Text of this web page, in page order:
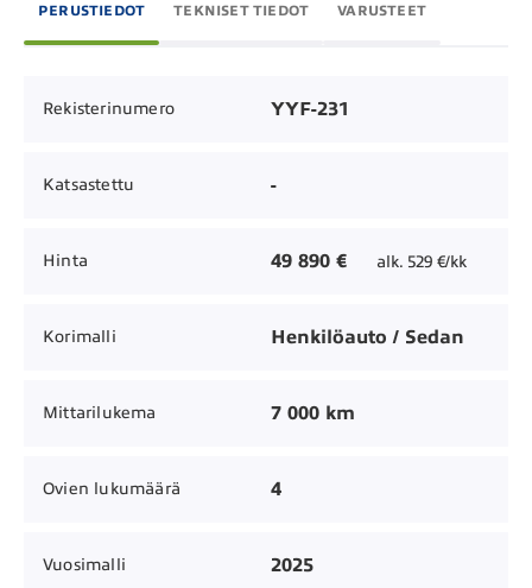
PERUSTIEDOT TEKNISET TIEDOT VARUSTEET
Rekisterinumero YYF-231
Katsastettu -
Hinta 49 890 € alk. 529 €/kk
Korimalli Henkilöauto / Sedan
Mittarilukema 7 000 km
Ovien lukumäärä 4
Vuosimalli 2025